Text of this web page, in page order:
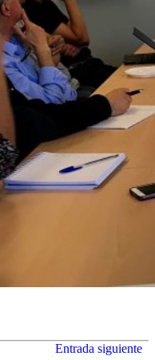
Entrada siguiente